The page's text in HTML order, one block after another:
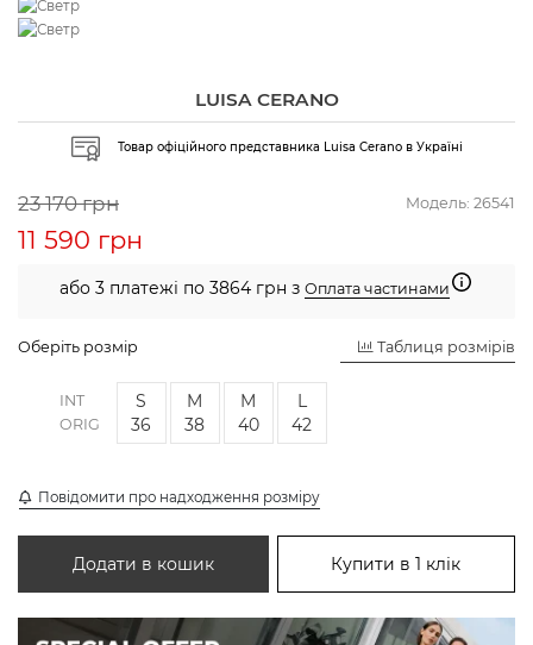
LUISA CERANO
Товар офіційного представника Luisa Cerano в Україні
Модель: 26541
23 170 грн
11 590 грн
або 3 платежі по 3864 грн з Оплата частинами
Оберіть розмір Таблиця розмірів
INT
ORIG
S
36
M
38
M
40
L
42
Повідомити про надходження розміру
Додати в кошик Купити в 1 клік